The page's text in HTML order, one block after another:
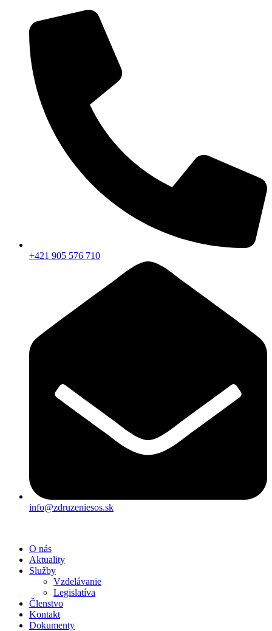
+421 905 576 710
info@zdruzeniesos.sk
O nás
Aktuality
Služby
Vzdelávanie
Legislatíva
Členstvo
Kontakt
Dokumenty